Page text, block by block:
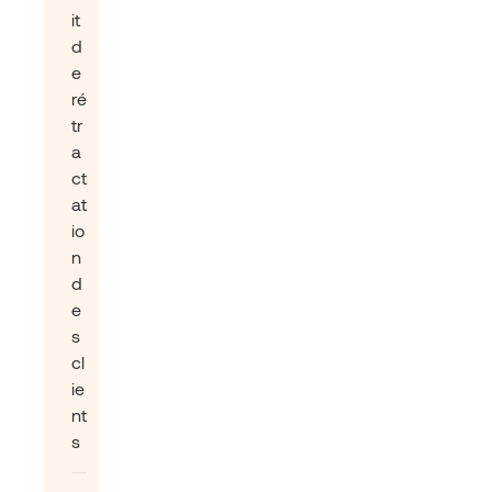
it
d
e
ré
tr
a
ct
at
io
n
d
e
s
cl
ie
nt
s